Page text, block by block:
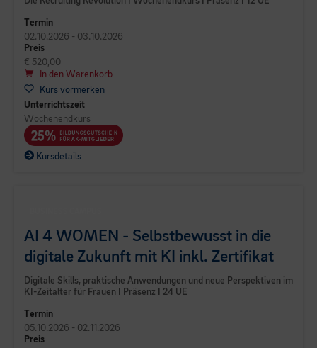
Termin
02.10.2026 - 03.10.2026
Preis
€ 520,00
In den Warenkorb
Kurs vormerken
Unterrichtszeit
Wochenendkurs
Kursdetails
AI 4 WOMEN - Selbstbewusst in die
digitale Zukunft mit KI inkl. Zertifikat
Digitale Skills, praktische Anwendungen und neue Perspektiven im
KI-Zeitalter für Frauen I Präsenz I 24 UE
Termin
05.10.2026 - 02.11.2026
Preis